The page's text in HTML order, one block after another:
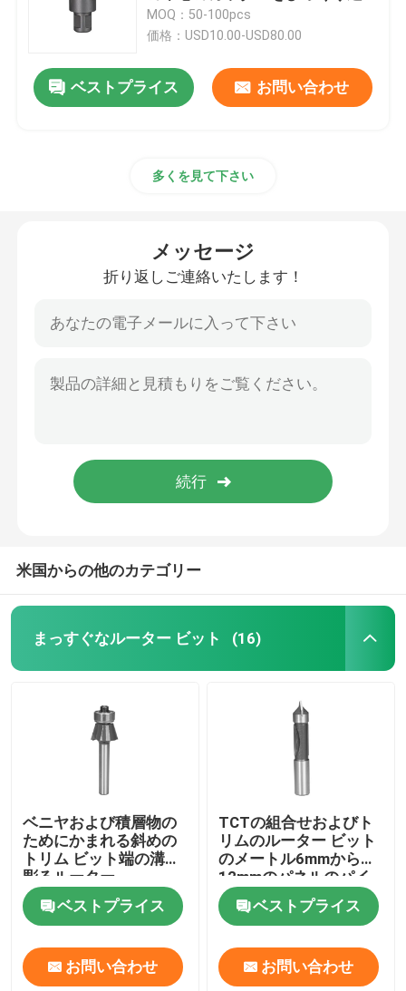
した
MOQ：50-100pcs
価格：USD10.00-USD80.00
ベストプライス お問い合わせ
多くを見て下さい
メッセージ
折り返しご連絡いたします！
米国からの他のカテゴリー
まっすぐなルーター ビット (16)
ベニヤおよび積層物の
ためにかまれる斜めの
トリム ビット端の溝を
彫るルーター
ベストプライス
お問い合わせ
TCTの組合せおよびト
リムのルーター ビット
のメートル6mmから
12mmのパネルのパイ
ロット・ビットは穴を
開けるベストプライス
お問い合わせ